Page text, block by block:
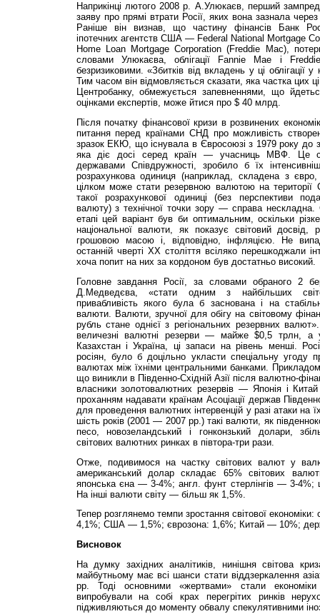
Наприкінці лютого 2008 р. А.Улюкаєв, перший
заяву про прямі втрати Росії, яких вона зазнала
Раніше він визнав, що частину фінансів Банк
іпотечних агентств США — Federal National Mortgage
Home Loan Mortgage Corporation (Freddie Mac),
словами Улюкаєва, облігації Fannie Mae і
безризиковими. «Збитків від вкладень у ці
Тим часом він відмовляється сказати, яка частка цих
Центробанку, обмежується запевненнями, що
оцінками експертів, може йтися про $ 40 млрд.
Після початку фінансової кризи в розвинених
питання перед країнами СНД про можливість
зразок ЕКЮ, що існувала в Євросоюзі з 1979 року до
яка діє досі серед країн — учасниць МВФ. Це
державами Співдружності, зробило б їх
розрахункова одиниця (наприклад, складена з
цілком може стати резервною валютою на
такої розрахункової одиниці (без перспективи
валюту) з технічної точки зору — справа
етапі цей варіант був би оптимальним, оскільки
національної валюти, як показує світовий досвід,
грошовою масою і, відповідно, інфляцією. Не
останній чверті XX століття всіляко перешкоджали
хоча попит на них за кордоном був достатньо високий.
Головне завдання Росії, за словами обраного 2
Д.Медведєва, «стати одним з найбільших
привабливість якого була б заснована і на
валюти. Валюти, зручної для обігу на світовому
рубль стане однієї з регіональних резервних
величезні валютні резерви — майже $0,5 трлн, а
Казахстан і Україна, ці запаси на рівень менші.
росіян, було б доцільно укласти спеціальну угоду
валютах між їхніми центральними банками.
що виникли в Південно-Східній Азії після валютно-
власники золотовалютних резервів — Японія і
проханням надавати країнам Асоціації держав
для проведення валютних інтервенцій у разі атаки на
шість років (2001 — 2007 рр.) такі валюти, як
песо, новозеландський і гонконзький долари,
світових валютних ринках в півтора-три рази.
Отже, подивимося на частку світових валют у
американський долар складає 65% світових
японська єна — 3-4%; англ. фунт стерлінгів — 3-
На інші валюти світу — більш як 1,5%.
Тепер розглянемо темпи зростання світової
4,1%; США — 1,5%; єврозона: 1,6%; Китай — 10%;
Висновок
На думку західних аналітиків, нинішня світова
майбутньому має всі шанси стати віддзеркалення
рр. Тоді основними «жертвами» стали економіки
випробували на собі крах перегрітих ринків
підживляються до моменту обвалу спекулятивними